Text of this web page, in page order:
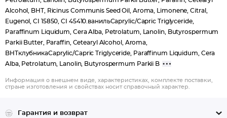
Alcohol, BHT, Ricinus Communis Seed Oil, Aroma, Limonene, Citral,
Eugenol, CI 15850, CI 45410.ванильCaprylic/Capric Triglyceride,
Paraffinum Liquidum, Cera Alba, Petrolatum, Lanolin, Butyrospermum
Parkii Butter, Paraffin, Cetearyl Alcohol, Aroma,
BHTклубникаCaprylic/Capric Triglyceride, Paraffinum Liquidum, Cera
Alba, Petrolatum, Lanolin, Butyrospermum Parkii B
Информация о внешнем виде, характеристиках, комплекте поставки,
стране изготовления и свойствах носит справочный характер.
Гарантия и возврат